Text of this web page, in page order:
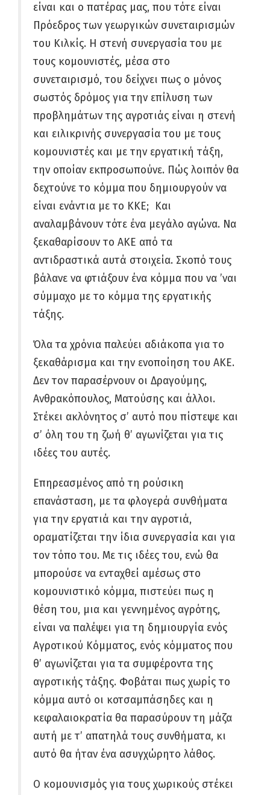
είναι και ο πατέρας μας, που τότε είναι
Πρόεδρος των γεωργικών συνεταιρισμών
του Κιλκίς. Η στενή συνεργασία του με
τους κομουνιστές, μέσα στο
συνεταιρισμό, του δείχνει πως ο μόνος
σωστός δρόμος για την επίλυση των
προβλημάτων της αγροτιάς είναι η στενή
και ειλικρινής συνεργασία του με τους
κομουνιστές και με την εργατική τάξη,
την οποίαν εκπροσωπούνε. Πώς λοιπόν θα
δεχτούνε το κόμμα που δημιουργούν να
είναι ενάντια με το ΚΚΕ; Και
αναλαμβάνουν τότε ένα μεγάλο αγώνα. Να
ξεκαθαρίσουν το ΑΚΕ από τα
αντιδραστικά αυτά στοιχεία. Σκοπό τους
βάλανε να φτιάξουν ένα κόμμα που να ’ναι
σύμμαχο με το κόμμα της εργατικής
τάξης.
Όλα τα χρόνια παλεύει αδιάκοπα για το
ξεκαθάρισμα και την ενοποίηση του ΑΚΕ.
Δεν τον παρασέρνουν οι Δραγούμης,
Ανθρακόπουλος, Ματούσης και άλλοι.
Στέκει ακλόνητος σ’ αυτό που πίστεψε και
σ’ όλη του τη ζωή θ’ αγωνίζεται για τις
ιδέες του αυτές.
Επηρεασμένος από τη ρούσικη
επανάσταση, με τα φλογερά συνθήματα
για την εργατιά και την αγροτιά,
οραματίζεται την ίδια συνεργασία και για
τον τόπο του. Με τις ιδέες του, ενώ θα
μπορούσε να ενταχθεί αμέσως στο
κομουνιστικό κόμμα, πιστεύει πως η
θέση του, μια και γεννημένος αγρότης,
είναι να παλέψει για τη δημιουργία ενός
Αγροτικού Κόμματος, ενός κόμματος που
θ’ αγωνίζεται για τα συμφέροντα της
αγροτικής τάξης. Φοβάται πως χωρίς το
κόμμα αυτό οι κοτσαμπάσηδες και η
κεφαλαιοκρατία θα παρασύρουν τη μάζα
αυτή με τ’ απατηλά τους συνθήματα, κι
αυτό θα ήταν ένα ασυγχώρητο λάθος.
Ο κομουνισμός για τους χωρικούς στέκει